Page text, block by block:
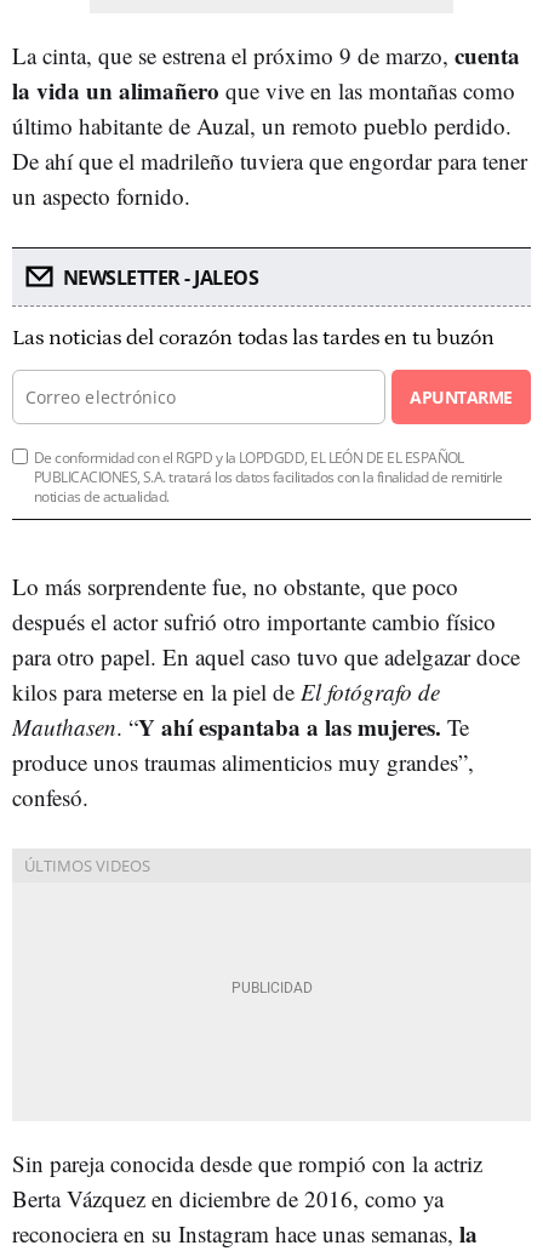
La cinta, que se estrena el próximo 9 de marzo, cuenta
la vida un alimañero que vive en las montañas como
último habitante de Auzal, un remoto pueblo perdido.
De ahí que el madrileño tuviera que engordar para tener
un aspecto fornido.
NEWSLETTER - JALEOS
Las noticias del corazón todas las tardes en tu buzón
APUNTARME
De conformidad con el RGPD y la LOPDGDD, EL LEÓN DE EL ESPAÑOL
PUBLICACIONES, S.A. tratará los datos facilitados con la finalidad de remitirle
noticias de actualidad.
Lo más sorprendente fue, no obstante, que poco
después el actor sufrió otro importante cambio físico
para otro papel. En aquel caso tuvo que adelgazar doce
kilos para meterse en la piel de El fotógrafo de
Mauthasen. “Y ahí espantaba a las mujeres. Te
produce unos traumas alimenticios muy grandes”,
confesó.
Sin pareja conocida desde que rompió con la actriz
Berta Vázquez en diciembre de 2016, como ya
reconociera en su Instagram hace unas semanas, la